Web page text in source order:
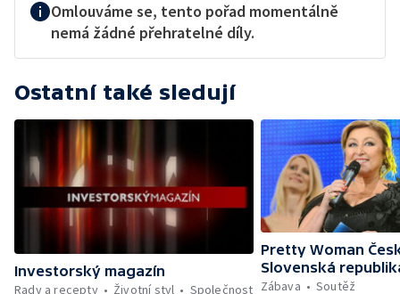
Omlouváme se, tento pořad momentálně
nemá žádné přehratelné díly.
Ostatní také sledují
Investorský magazín
Rady a recepty
Životní styl Společnost
Pretty Woman
Slovenská
Zábava
Soutěž